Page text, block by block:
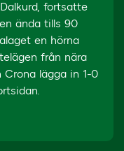
fortsatte
ända tills 90
en hörna
från nära
lägga in 1-0